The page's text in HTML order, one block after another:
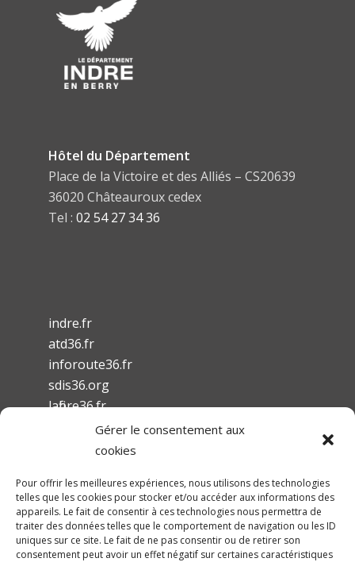
Hôtel du Département
Place de la Victoire et des Alliés – CS20639
36020 Châteauroux cedex
Tel : 02 54 27 34 36
indre.fr
atd36.fr
inforoute36.fr
sdis36.org
lafibre36.fr
Mentions légales
Conditions Générales d’Utilisation
Accessibilité
Gérer le consentement aux
cookies
Pour offrir les meilleures expériences, nous utilisons des technologies
telles que les cookies pour stocker et/ou accéder aux informations des
appareils. Le fait de consentir à ces technologies nous permettra de
traiter des données telles que le comportement de navigation ou les ID
uniques sur ce site. Le fait de ne pas consentir ou de retirer son
consentement peut avoir un effet négatif sur certaines caractéristiques